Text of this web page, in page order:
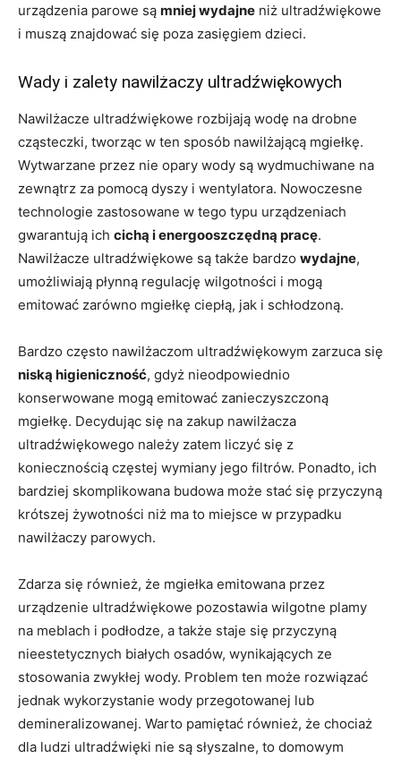
urządzenia parowe są mniej wydajne niż ultradźwiękowe
i muszą znajdować się poza zasięgiem dzieci.
Wady i zalety nawilżaczy ultradźwiękowych
Nawilżacze ultradźwiękowe rozbijają wodę na drobne
cząsteczki, tworząc w ten sposób nawilżającą mgiełkę.
Wytwarzane przez nie opary wody są wydmuchiwane na
zewnątrz za pomocą dyszy i wentylatora. Nowoczesne
technologie zastosowane w tego typu urządzeniach
gwarantują ich cichą i energooszczędną pracę.
Nawilżacze ultradźwiękowe są także bardzo wydajne,
umożliwiają płynną regulację wilgotności i mogą
emitować zarówno mgiełkę ciepłą, jak i schłodzoną.
Bardzo często nawilżaczom ultradźwiękowym zarzuca się
niską higieniczność, gdyż nieodpowiednio
konserwowane mogą emitować zanieczyszczoną
mgiełkę. Decydując się na zakup nawilżacza
ultradźwiękowego należy zatem liczyć się z
koniecznością częstej wymiany jego filtrów. Ponadto, ich
bardziej skomplikowana budowa może stać się przyczyną
krótszej żywotności niż ma to miejsce w przypadku
nawilżaczy parowych.
Zdarza się również, że mgiełka emitowana przez
urządzenie ultradźwiękowe pozostawia wilgotne plamy
na meblach i podłodze, a także staje się przyczyną
nieestetycznych białych osadów, wynikających ze
stosowania zwykłej wody. Problem ten może rozwiązać
jednak wykorzystanie wody przegotowanej lub
demineralizowanej. Warto pamiętać również, że chociaż
dla ludzi ultradźwięki nie są słyszalne, to domowym